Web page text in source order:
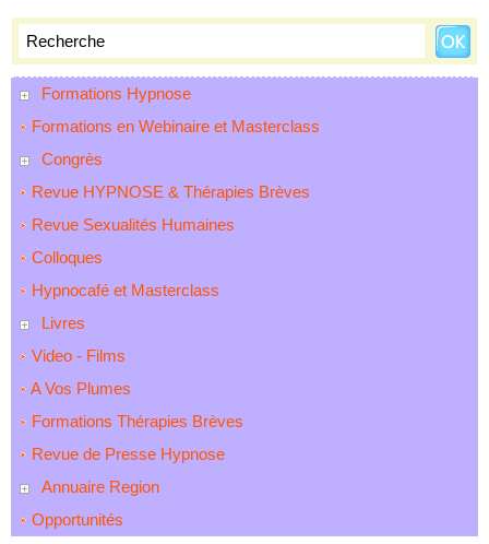
Formations Hypnose
Formations en Webinaire et Masterclass
Congrès
Revue HYPNOSE & Thérapies Brèves
Revue Sexualités Humaines
Colloques
Hypnocafé et Masterclass
Livres
Video - Films
A Vos Plumes
Formations Thérapies Brèves
Revue de Presse Hypnose
Annuaire Region
Opportunités